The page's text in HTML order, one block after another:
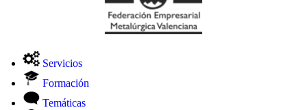
Servicios
Formación
Temáticas